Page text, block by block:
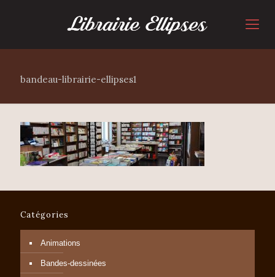
bandeau-librairie-ellipses1
Catégories
Animations
Bandes-dessinées